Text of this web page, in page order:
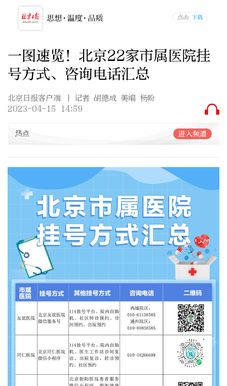
一图速览！北京22家市属医院挂
号方式、咨询电话汇总
北京日报客户端
| 记者 胡德成 美编 杨盼
2023-04-15 14:59
热点 进入频道